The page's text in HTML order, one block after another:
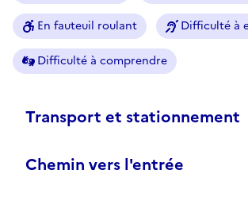
En fauteuil roulant Difficulté à
Difficulté à comprendre
Transport et stationnement
Chemin vers l'entrée